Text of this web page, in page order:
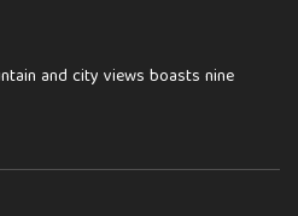
and city views boasts nine